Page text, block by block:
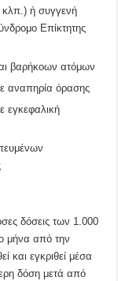
κλπ.) ή συγγενή
Επίκτητης
βαρήκοων ατόμων
αναπηρία όρασης
εγκεφαλική
δόσεις των 1.000
μήνα από την
και εγκριθεί μέσα
δόση μετά από